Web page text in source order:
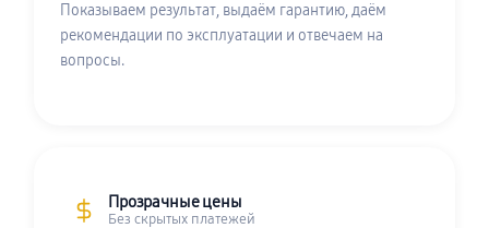
Показываем результат, выдаём гарантию, даём
рекомендации по эксплуатации и отвечаем на
вопросы.
Прозрачные цены
Без скрытых платежей